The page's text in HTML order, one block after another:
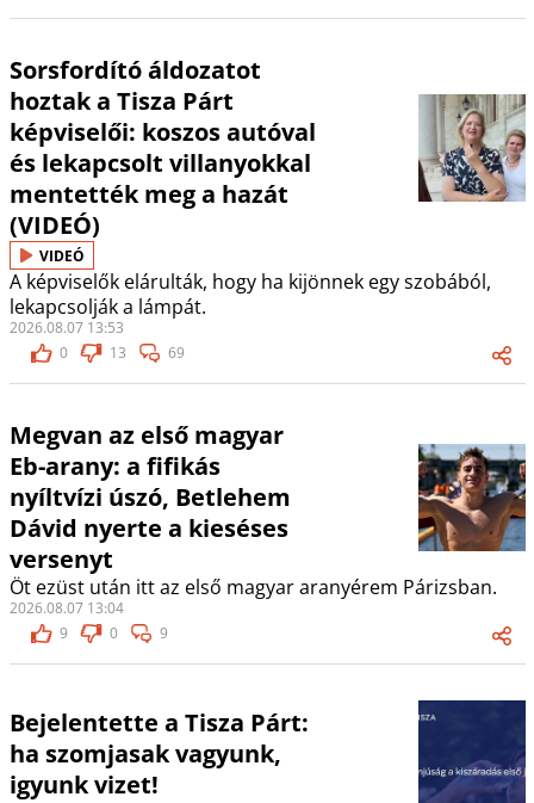
Sorsfordító áldozatot
hoztak a Tisza Párt
képviselői: koszos autóval
és lekapcsolt villanyokkal
mentették meg a hazát
(VIDEÓ)
VIDEÓ
A képviselők elárulták, hogy ha kijönnek egy szobából,
lekapcsolják a lámpát.
2026.08.07 13:53
0
13 69
Megvan az első magyar
Eb-arany: a fifikás
nyíltvízi úszó, Betlehem
Dávid nyerte a kieséses
versenyt
Öt ezüst után itt az első magyar aranyérem Párizsban.
2026.08.07 13:04
9
0 9
Bejelentette a Tisza Párt:
ha szomjasak vagyunk,
igyunk vizet!